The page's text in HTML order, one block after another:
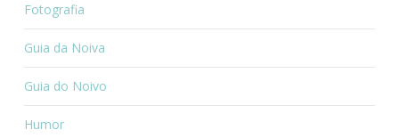
Fotografia
Guia da Noiva
Guia do Noivo
Humor